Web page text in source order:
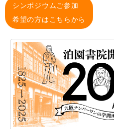
シンポジウムご参加
希望の方はこちらから